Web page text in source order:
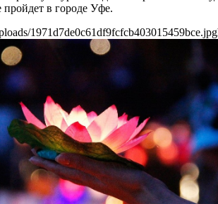
в городе Уфе.
1971d7de0c61df9fcfcb403015459bce.jpg